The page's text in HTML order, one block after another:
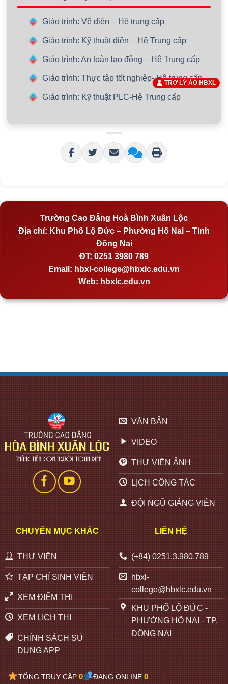
Giáo trình: Vẽ điện – Hệ trung cấp
Giáo trình: Kỹ thuật điện – Hệ Trung cấp
Giáo trình: An toàn lao động – Hệ Trung cấp
Giáo trình: Thực tập tốt nghiệp- Hệ trung cấp
Giáo trình: Kỹ thuật PLC-Hệ Trung cấp
Trường Cao Đẳng Hoà Bình Xuân Lộc
Địa chỉ: Khu Phố Lộ Đức – Phường Hố Nai – Tỉnh
Đồng Nai
ĐT: 0251 3980 789
Email: hbxl-college@hbxlc.edu.vn
Web: hbxlc.edu.vn
VĂN BẢN
VIDEO
THƯ VIỆN ẢNH
LỊCH CÔNG TÁC
ĐỘI NGŨ GIẢNG VIÊN
CHUYÊN MỤC KHÁC
THƯ VIỆN
TẠP CHÍ SINH VIÊN
XEM ĐIỂM THI
XEM LỊCH THI
CHÍNH SÁCH SỬ
DỤNG APP
LIÊN HỆ
(+84) 0251.3.980.789
hbxl-
college@hbxlc.edu.vn
KHU PHỐ LỘ ĐỨC -
PHƯỜNG HỐ NAI - TP.
ĐỒNG NAI
TỔNG TRUY CẬP:0 ĐANG ONLINE:0
TRỢ LÝ ẢO HBXL